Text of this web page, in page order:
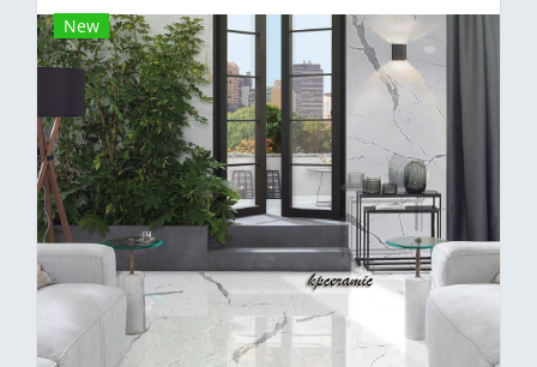
New